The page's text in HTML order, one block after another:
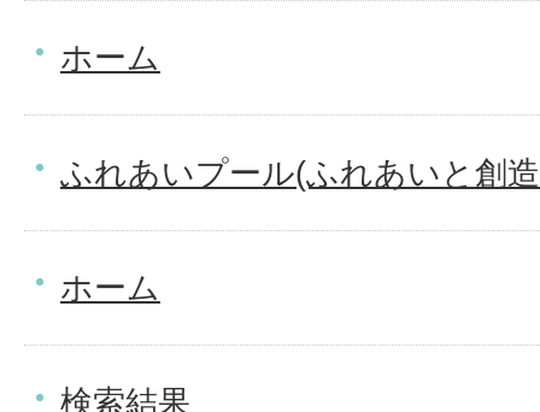
ホーム
ふれあいプール(ふれあいと創
ホーム
検索結果